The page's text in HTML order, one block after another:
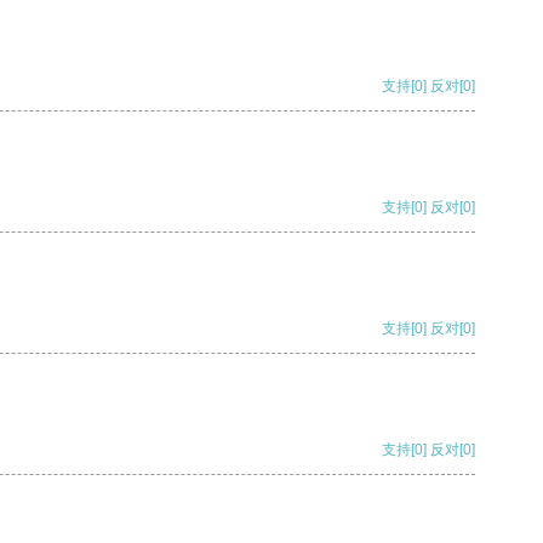
支持[0] 反对[0]
支持[0] 反对[0]
支持[0] 反对[0]
支持[0] 反对[0]